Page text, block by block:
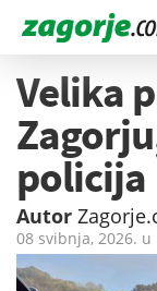
Velika
policija
Autor
08 svibnja, 2026. u